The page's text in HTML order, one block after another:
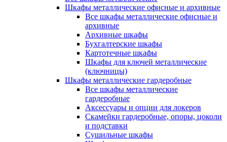
Шкафы металлические офисные и архивные
Все шкафы металлические офисные и
архивные
Архивные шкафы
Бухгалтерские шкафы
Картотечные шкафы
Шкафы для ключей металлические
(ключницы)
Шкафы металлические гардеробные
Все шкафы металлические
гардеробные
Аксессуары и опции для локеров
Скамейки гардеробные, опоры, цоколи
и подставки
Сушильные шкафы